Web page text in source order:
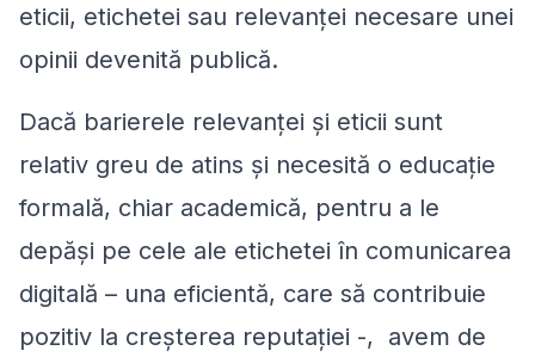
eticii, etichetei sau relevanței necesare unei
opinii devenită publică.
Dacă barierele relevanței și eticii sunt
relativ greu de atins și necesită o educație
formală, chiar academică, pentru a le
depăși pe cele ale etichetei în comunicarea
digitală – una eficientă, care să contribuie
pozitiv la creșterea reputației -, avem de